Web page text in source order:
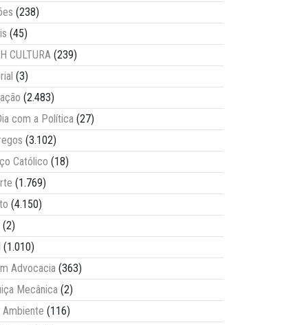
(238)
(45)
CULTURA (239)
(3)
(2.483)
com a Política (27)
(3.102)
Católico (18)
(1.769)
(4.150)
(2)
(1.010)
Advocacia (363)
Mecânica (2)
Ambiente (116)